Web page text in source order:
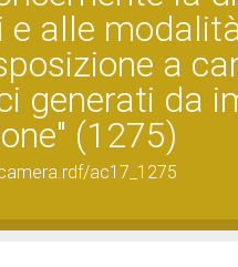
alle
a
generati da
(1275)
ac17_1275